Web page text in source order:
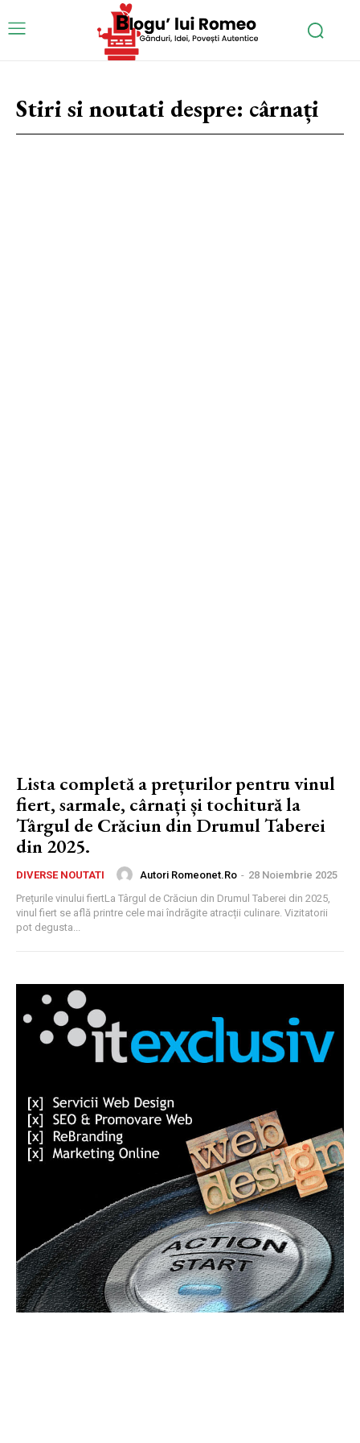
Stiri si noutati despre: cârnați
Lista completă a prețurilor pentru vinul
fiert, sarmale, cârnați și tochitură la
Târgul de Crăciun din Drumul Taberei
din 2025.
DIVERSE NOUTATI Autori Romeonet.ro - 28 Noiembrie 2025
Prețurile vinului fiertLa Târgul de Crăciun din Drumul Taberei din 2025,
vinul fiert se află printre cele mai îndrăgite atracții culinare. Vizitatorii
pot degusta...